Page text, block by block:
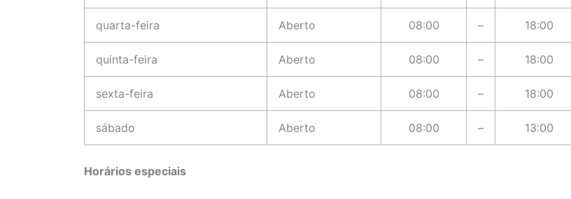
quarta-feira Aberto 08:00 – 18:00
quinta-feira Aberto 08:00 – 18:00
sexta-feira Aberto 08:00 – 18:00
sábado Aberto 08:00 – 13:00
Horários especiais